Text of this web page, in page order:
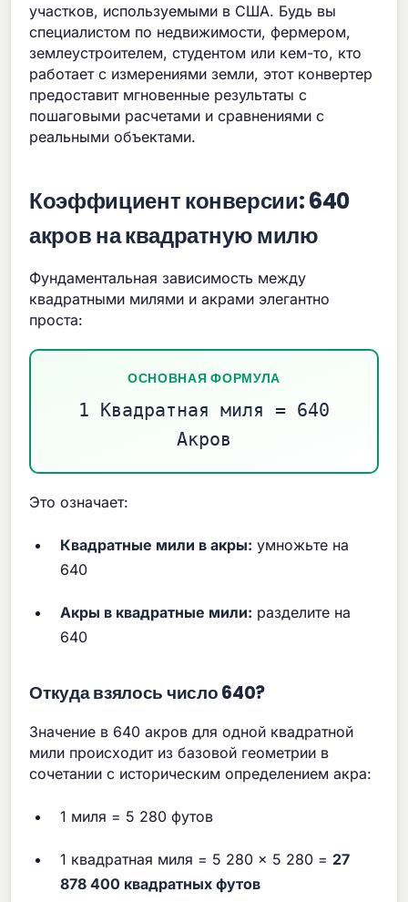
участков, используемыми в США. Будь вы
специалистом по недвижимости, фермером,
землеустроителем, студентом или кем-то, кто
работает с измерениями земли, этот конвертер
предоставит мгновенные результаты с
пошаговыми расчетами и сравнениями с
реальными объектами.
Коэффициент конверсии: 640
акров на квадратную милю
Фундаментальная зависимость между
квадратными милями и акрами элегантно
проста:
ОСНОВНАЯ ФОРМУЛА
1 Квадратная миля = 640
Акров
Это означает:
Квадратные мили в акры: умножьте на
640
Акры в квадратные мили: разделите на
640
Откуда взялось число 640?
Значение в 640 акров для одной квадратной
мили происходит из базовой геометрии в
сочетании с историческим определением акра:
1 миля = 5 280 футов
1 квадратная миля = 5 280 × 5 280 = 27
878 400 квадратных футов